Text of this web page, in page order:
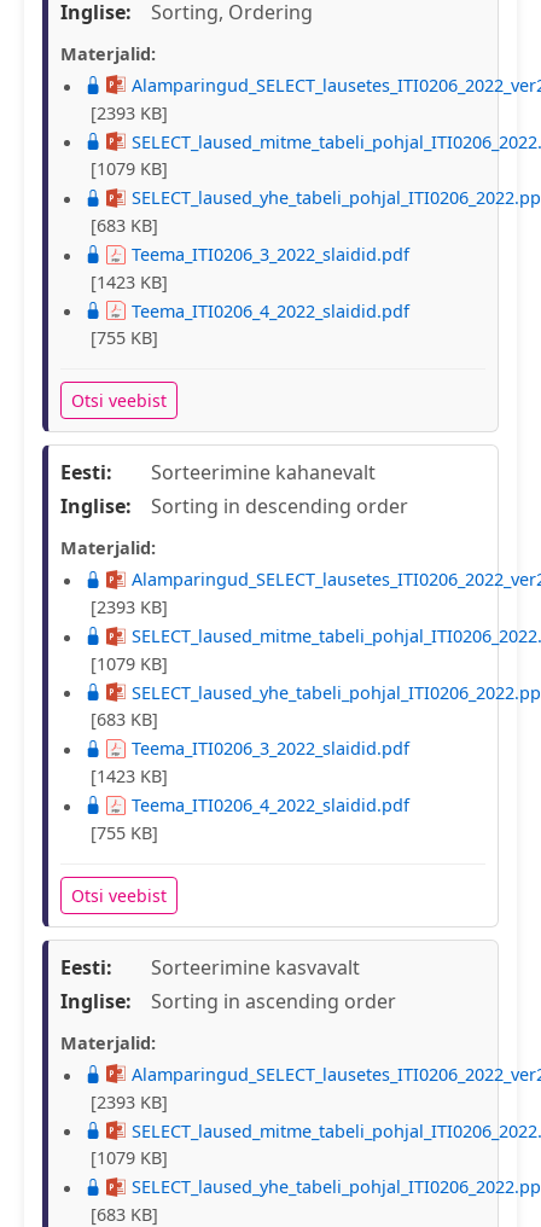
Inglise: Sorting, Ordering
Materjalid:
[2393 KB]
[1079 KB]
[683 KB]
Teema_ITI0206_3_2022_slaidid.pdf
[1423 KB]
Teema_ITI0206_4_2022_slaidid.pdf
[755 KB]
Otsi veebist
Eesti:
Sorteerimine kahanevalt
Inglise:
Sorting in descending order
Materjalid:
[2393 KB]
[1079 KB]
[683 KB]
Teema_ITI0206_3_2022_slaidid.pdf
[1423 KB]
Teema_ITI0206_4_2022_slaidid.pdf
[755 KB]
Otsi veebist
Eesti:
Sorteerimine kasvavalt
Inglise:
Sorting in ascending order
Materjalid:
[2393 KB]
[1079 KB]
[683 KB]